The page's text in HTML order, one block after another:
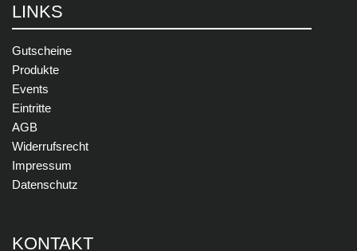
LINKS
Gutscheine
Produkte
Events
Eintritte
AGB
Widerrufsrecht
Impressum
Datenschutz
KONTAKT